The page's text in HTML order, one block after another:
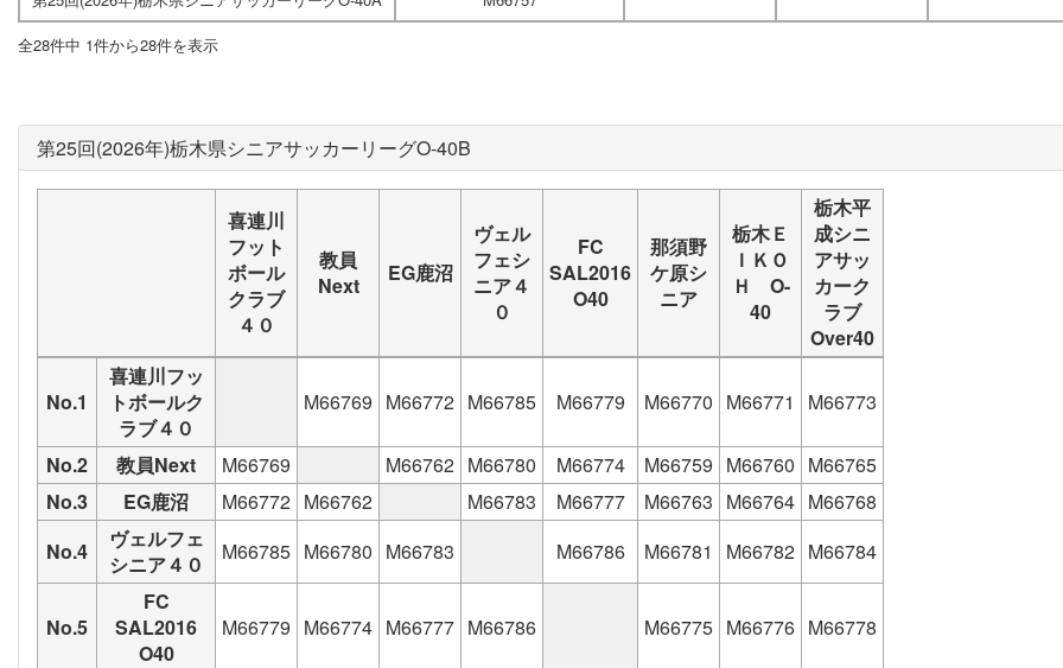
全28件中 1件から28件を表示
第25回(2026年)栃木県シニアサッカーリーグO-40B
喜連川
フット
ボール
クラブ
４０
教員
Next
EG鹿沼
ヴェル
フェシ
ニア４
０
FC
SAL2016
O40
那須野
ケ原シ
ニア
栃木Ｅ
ＩＫＯ
Ｈ O-
40
栃木平
成シニ
アサッ
カーク
ラブ
Over40
No.1
喜連川フッ
トボールク
ラブ４０
M66769 M66772 M66785 M66779 M66770 M66771 M66773
No.2 教員Next M66769 M66762 M66780 M66774 M66759 M66760 M66765
No.3
EG鹿沼 M66772 M66762 M66783 M66777 M66763 M66764 M66768
No.4
ヴェルフェ
シニア４０
M66785 M66780 M66783 M66786 M66781 M66782 M66784
No.5
FC
SAL2016
O40
M66779 M66774 M66777 M66786 M66775 M66776 M66778